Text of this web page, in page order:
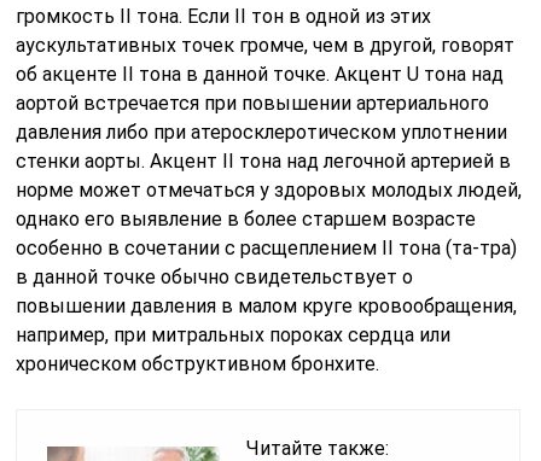
громкость II тона. Если II тон в одной из этих
аускультативных точек громче, чем в другой, говорят
об акценте II тона в данной точке. Акцент U тона над
аортой встречается при повышении артериального
давле­ния либо при атеросклеротическом уплотнении
стенки аорты. Акцент II тона над легочной артерией в
норме может отмечаться у здоровых молодых людей,
однако его выявление в более старшем возрасте
особенно в сочетании с расщеплением II тона (та-тра)
в данной точке обычно свидетельствует о
повышении давления в малом круге крово­обращения,
например, при митральных пороках сердца или
хрониче­ском обструктивном бронхите.
Читайте также: